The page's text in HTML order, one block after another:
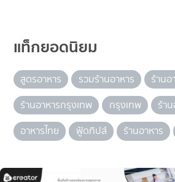
แท็กยอดนิยม
สูตรอาหาร รวมร้านอาหาร
ร้านอ
ร้านอาหารกรุงเทพ
กรุงเทพ
ร้า
อาหารไทย
ฟู้ดทิปส์ ร้านอาหาร